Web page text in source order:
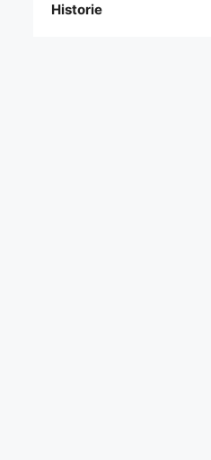
Historie